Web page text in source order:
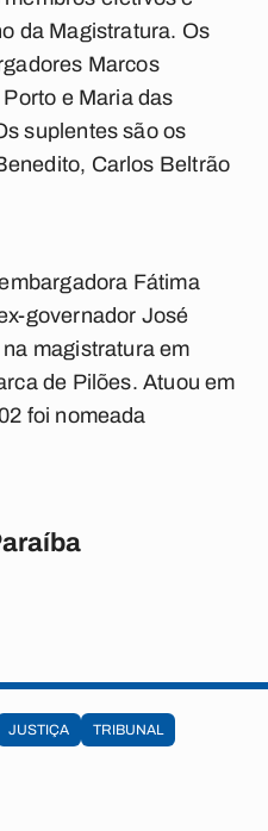
da Magistratura. Os
Marcos
e Maria das
suplentes são os
Carlos Beltrão
Fátima
governador José
magistratura em
de Pilões. Atuou em
foi nomeada
JUSTIÇA TRIBUNAL